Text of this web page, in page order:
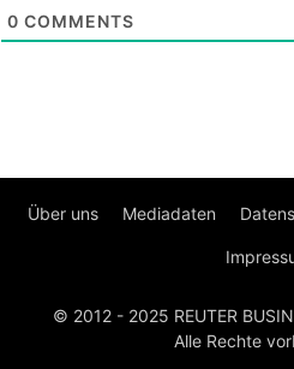
0 COMMENTS
Über uns Mediadaten
© 2012 - 2025 REUTER
Alle Rechte